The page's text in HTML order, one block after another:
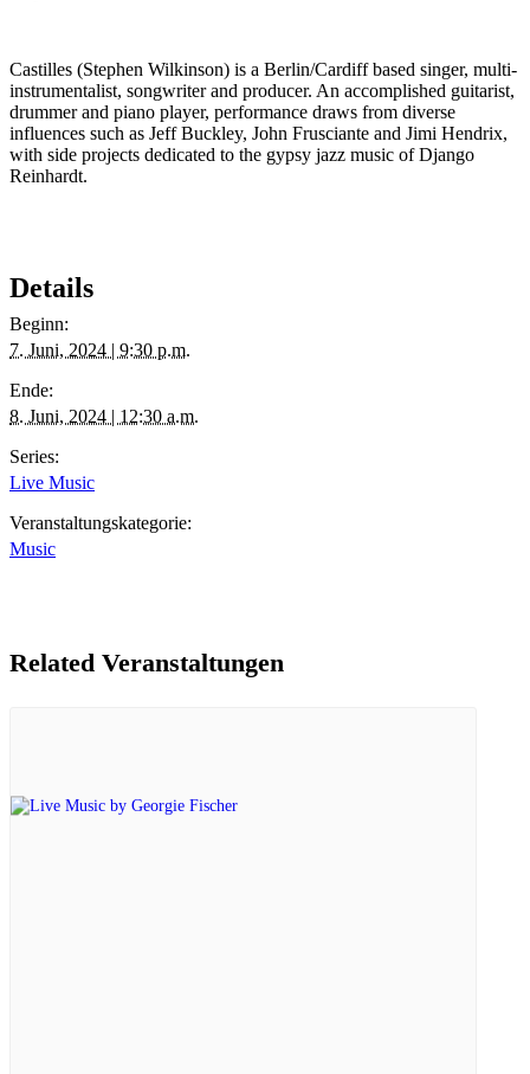
Castilles (Stephen Wilkinson) is a Berlin/Cardiff based singer, multi-
instrumentalist, songwriter and producer. An accomplished guitarist,
drummer and piano player, performance draws from diverse
influences such as Jeff Buckley, John Frusciante and Jimi Hendrix,
with side projects dedicated to the gypsy jazz music of Django
Reinhardt.
Details
Beginn:
7. Juni, 2024 | 9:30 p.m.
Ende:
8. Juni, 2024 | 12:30 a.m.
Series:
Live Music
Veranstaltungskategorie:
Music
Related Veranstaltungen